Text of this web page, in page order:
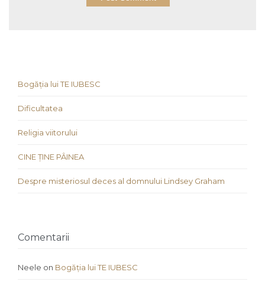
Bogăția lui TE IUBESC
Dificultatea
Religia viitorului
CINE ȚINE PÂINEA
Despre misteriosul deces al domnului Lindsey Graham
Comentarii
Neele on Bogăția lui TE IUBESC